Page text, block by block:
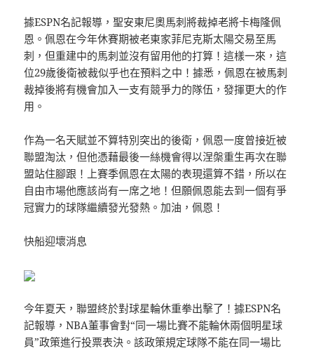
據ESPN名記報導，聖安東尼奧馬刺將裁掉老將卡梅隆佩
恩。佩恩在今年休賽期被老東家菲尼克斯太陽交易至馬
刺，但重建中的馬刺並沒有留用他的打算！這樣一來，這
位29歲後衛被裁似乎也在預料之中！據悉，佩恩在被馬刺
裁掉後將有機會加入一支有競爭力的隊伍，發揮更大的作
用。
作為一名天賦並不算特別突出的後衛，佩恩一度曾接近被
聯盟淘汰，但他憑藉最後一絲機會得以涅槃重生再次在聯
盟站住腳跟！上賽季佩恩在太陽的表現還算不錯，所以在
自由市場他應該尚有一席之地！但願佩恩能去到一個有爭
冠實力的球隊繼續發光發熱。加油，佩恩！
快船迎壞消息
今年夏天，聯盟終於對球星輪休重拳出擊了！據ESPN名
記報導，NBA董事會對“同一場比賽不能輪休兩個明星球
員”政策進行投票表決。該政策規定球隊不能在同一場比